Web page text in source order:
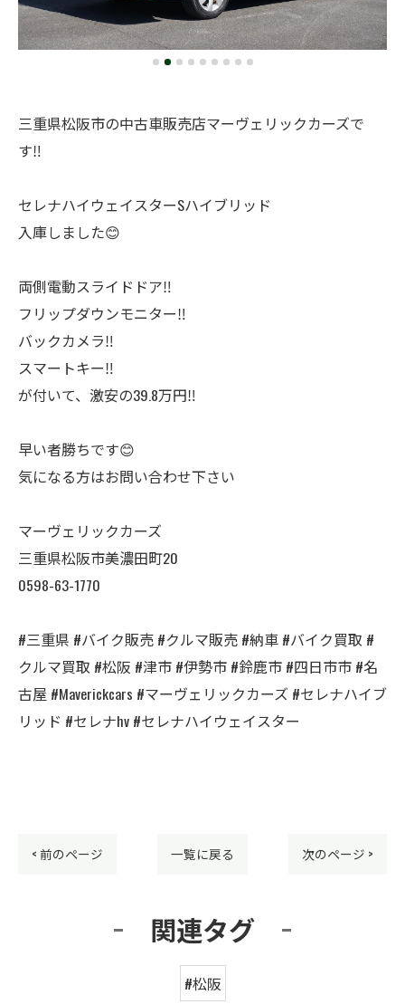
三重県松阪市の中古車販売店マーヴェリックカーズで
す‼️
セレナハイウェイスターSハイブリッド
入庫しました😊
両側電動スライドドア‼️
フリップダウンモニター‼️
バックカメラ‼️
スマートキー‼️
が付いて、激安の39.8万円‼️
早い者勝ちです😊
気になる方はお問い合わせ下さい
マーヴェリックカーズ
三重県松阪市美濃田町20
0598-63-1770
#三重県 #バイク販売 #クルマ販売 #納車 #バイク買取 #
クルマ買取 #松阪 #津市 #伊勢市 #鈴鹿市 #四日市市 #名
古屋 #Maverickcars #マーヴェリックカーズ #セレナハイブ
リッド #セレナhv #セレナハイウェイスター
< 前のページ 一覧に戻る 次のページ >
関連タグ
#松阪